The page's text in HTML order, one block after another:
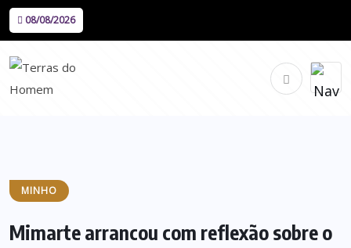
08/08/2026
MINHO
Mimarte arrancou com reflexão sobre o